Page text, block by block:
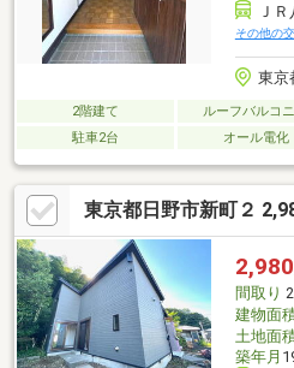
Ｊ
その他の
東京
2階建て ルーフバルコ
駐車2台
オール電化
東京都日野市新町２
2,980
間取り
建物面
土地面
築年月